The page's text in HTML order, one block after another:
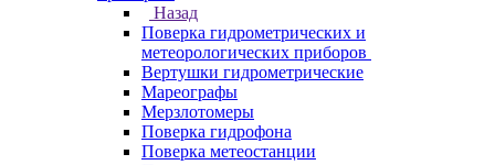
Назад
Поверка гидрометрических и
метеорологических приборов
Вертушки гидрометрические
Мареографы
Мерзлотомеры
Поверка гидрофона
Поверка метеостанции